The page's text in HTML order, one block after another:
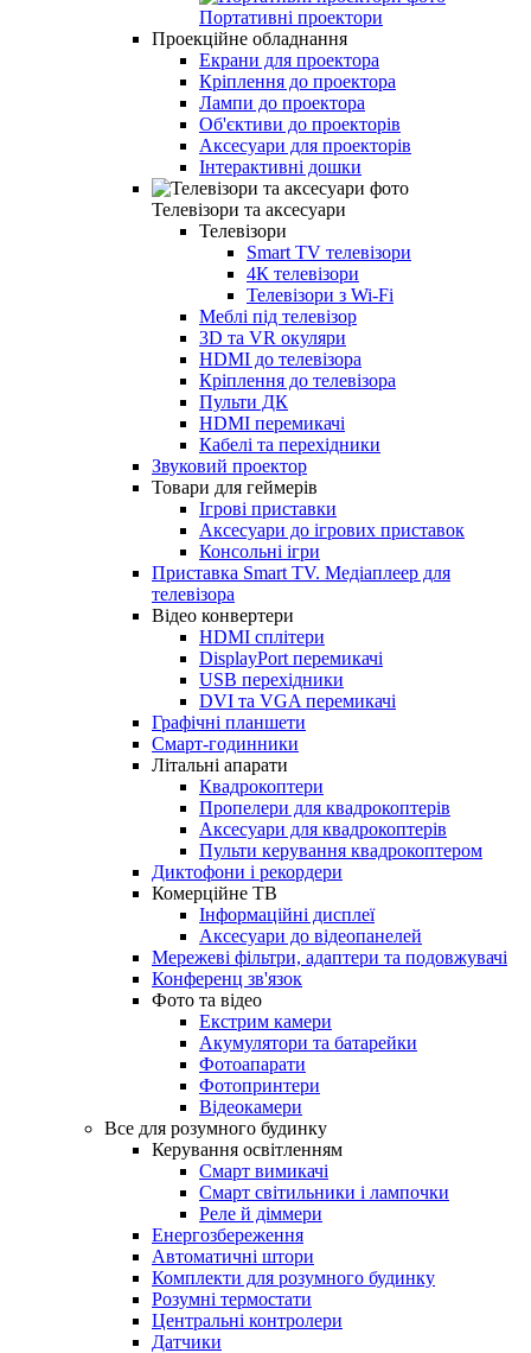
Портативні проектори
Проекційне обладнання
Екрани для проектора
Кріплення до проектора
Лампи до проектора
Об'єктиви до проекторів
Аксесуари для проекторів
Інтерактивні дошки
Телевізори та аксесуари
Телевізори
Smart TV телевізори
4К телевізори
Телевізори з Wi-Fi
Меблі під телевізор
3D та VR окуляри
HDMI до телевізора
Кріплення до телевізора
Пульти ДК
HDMI перемикачі
Кабелі та перехідники
Звуковий проектор
Товари для геймерів
Ігрові приставки
Аксесуари до ігрових приставок
Консольні ігри
Приставка Smart TV. Медіаплеер для
телевізора
Відео конвертери
HDMI сплітери
DisplayPort перемикачі
USB перехідники
DVI та VGA перемикачі
Графічні планшети
Смарт-годинники
Літальні апарати
Квадрокоптери
Пропелери для квадрокоптерів
Аксесуари для квадрокоптерів
Пульти керування квадрокоптером
Диктофони і рекордери
Комерційне ТВ
Інформаційні дисплеї
Аксесуари до відеопанелей
Мережеві фільтри, адаптери та подовжувачі
Конференц зв'язок
Фото та відео
Екстрим камери
Акумулятори та батарейки
Фотоапарати
Фотопринтери
Відеокамери
Все для розумного будинку
Керування освітленням
Смарт вимикачі
Смарт світильники і лампочки
Реле й діммери
Енергозбереження
Автоматичні штори
Комплекти для розумного будинку
Розумні термостати
Центральні контролери
Датчики